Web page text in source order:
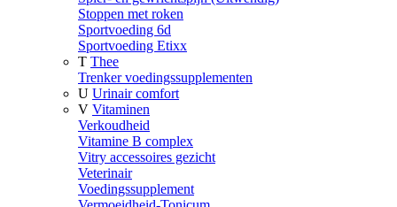
Stoppen met roken
Sportvoeding 6d
Sportvoeding Etixx
T Thee
Trenker voedingssupplementen
U Urinair comfort
V Vitaminen
Verkoudheid
Vitamine B complex
Vitry accessoires gezicht
Veterinair
Voedingssupplement